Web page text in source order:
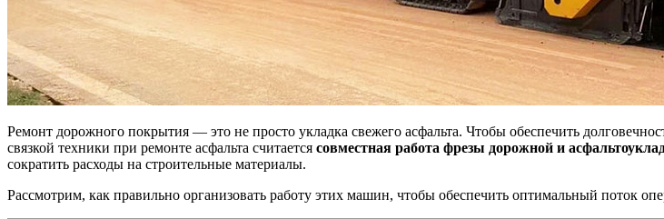
Ремонт дорожного покрытия — это не просто укладка свежего асфальта. Чтобы обеспечить
связкой техники при ремонте асфальта считается совместная работа фрезы дорожной и
сократить расходы на строительные материалы.
Рассмотрим, как правильно организовать работу этих машин, чтобы обеспечить оптимальный поток